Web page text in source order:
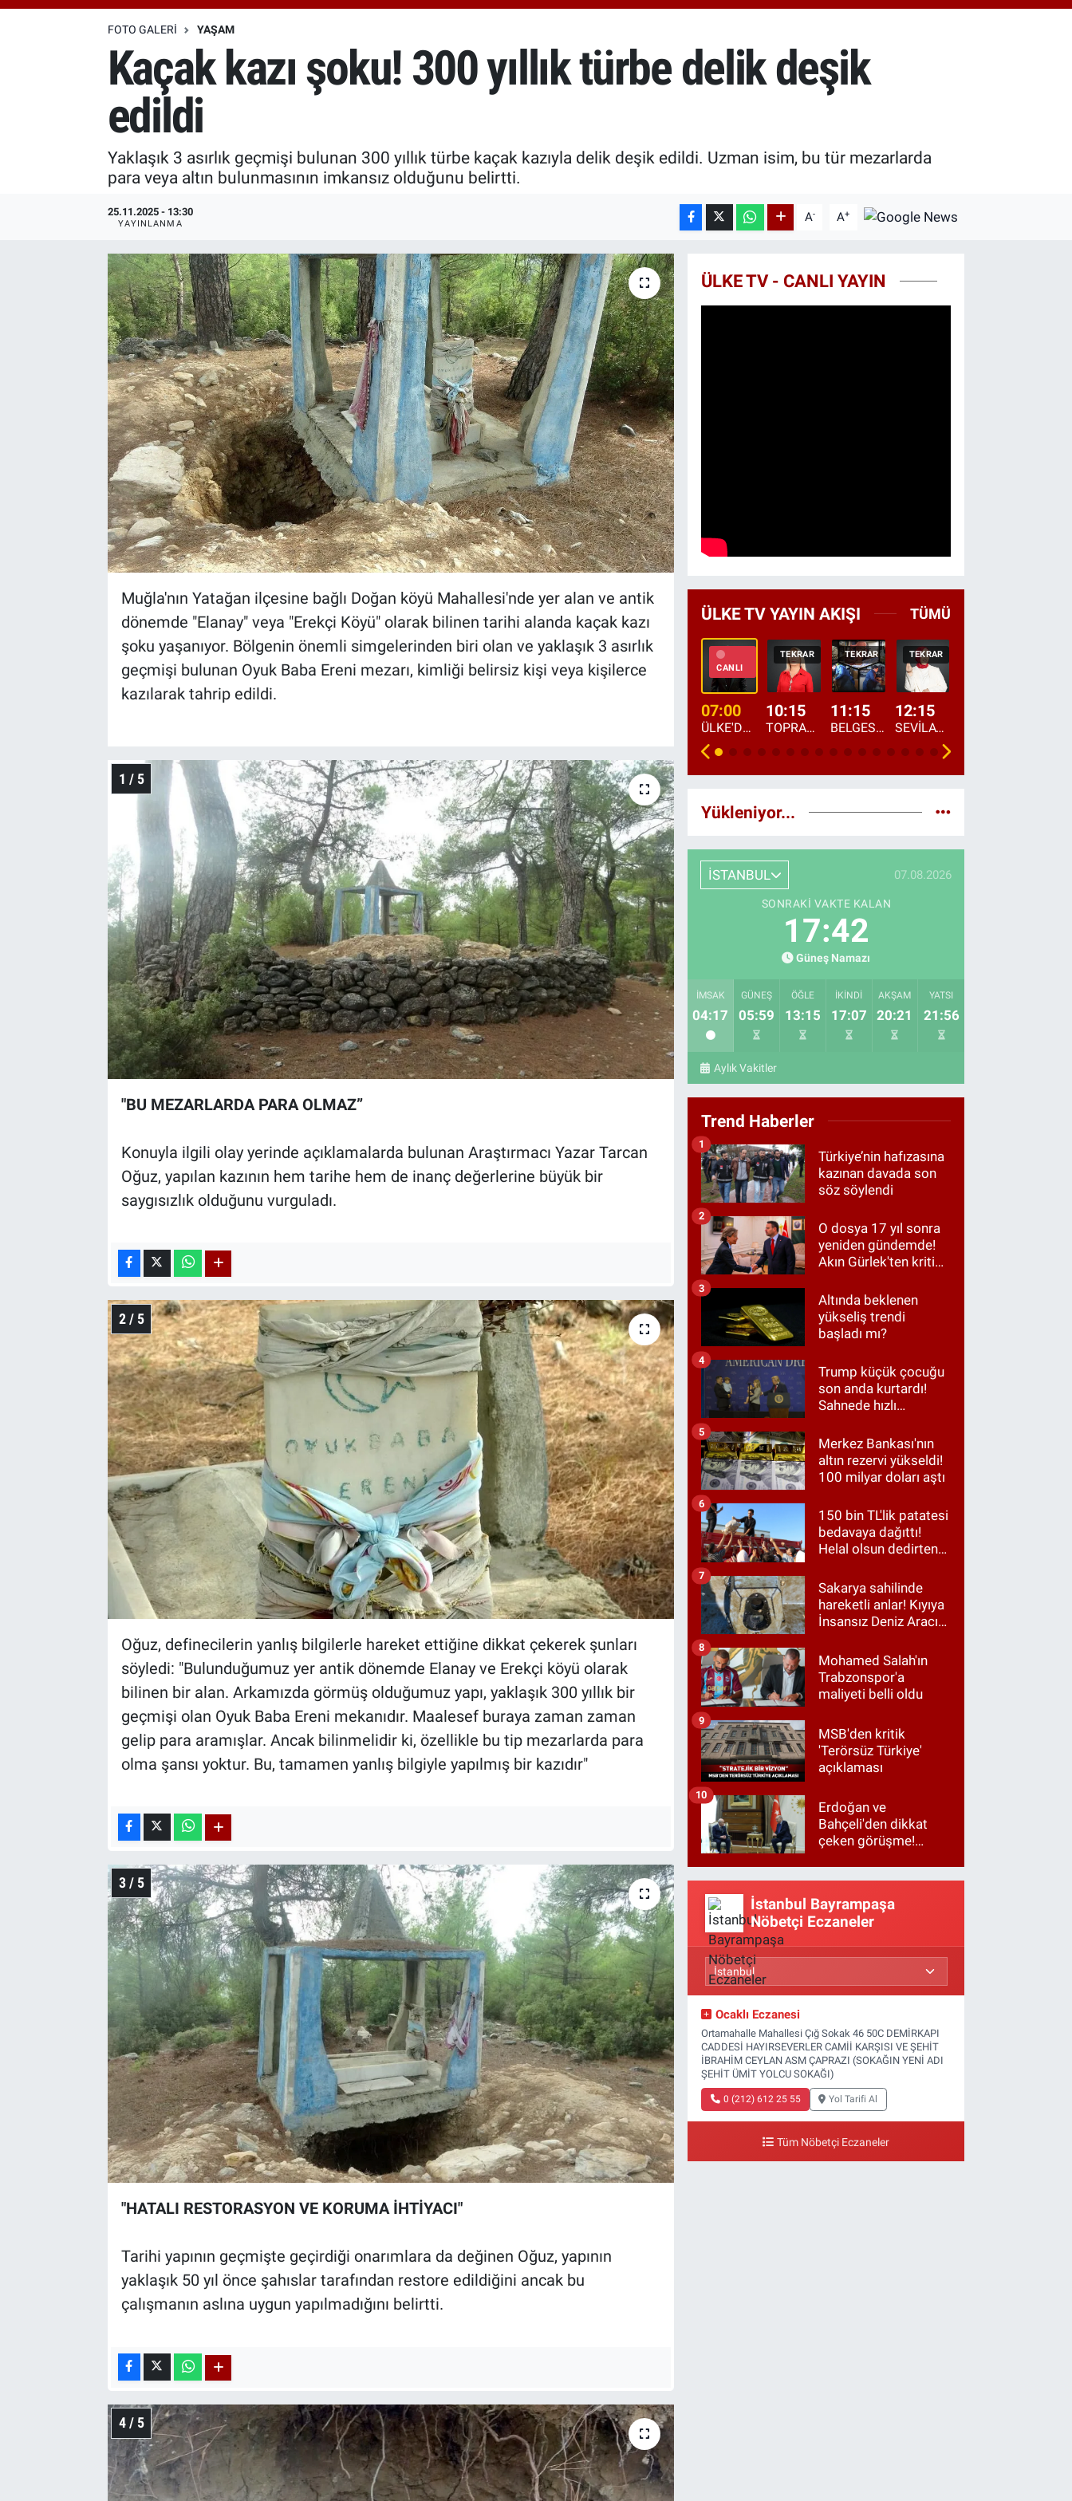
64.225,61
%-0.63
FOTO GALERI YAŞAM
Kaçak kazı şoku! 300 yıllık türbe delik deşik
edildi
Yaklaşık 3 asırlık geçmişi bulunan 300 yıllık türbe kaçak kazıyla delik deşik edildi. Uzman isim, bu tür mezarlarda
para veya altın bulunmasının imkansız olduğunu belirtti.
25.11.2025 - 13:30
YAYINLANMA A- A+
Muğla'nın Yatağan ilçesine bağlı Doğan köyü Mahallesi'nde yer alan ve antik
dönemde "Elanay" veya "Erekçi Köyü" olarak bilinen tarihi alanda kaçak kazı
şoku yaşanıyor. Bölgenin önemli simgelerinden biri olan ve yaklaşık 3 asırlık
geçmişi bulunan Oyuk Baba Ereni mezarı, kimliği belirsiz kişi veya kişilerce
kazılarak tahrip edildi.
1 / 5
"BU MEZARLARDA PARA OLMAZ”
Konuyla ilgili olay yerinde açıklamalarda bulunan Araştırmacı Yazar Tarcan
Oğuz, yapılan kazının hem tarihe hem de inanç değerlerine büyük bir
saygısızlık olduğunu vurguladı.
2 / 5
Oğuz, definecilerin yanlış bilgilerle hareket ettiğine dikkat çekerek şunları
söyledi: "Bulunduğumuz yer antik dönemde Elanay ve Erekçi köyü olarak
bilinen bir alan. Arkamızda görmüş olduğumuz yapı, yaklaşık 300 yıllık bir
geçmişi olan Oyuk Baba Ereni mekanıdır. Maalesef buraya zaman zaman
gelip para aramışlar. Ancak bilinmelidir ki, özellikle bu tip mezarlarda para
olma şansı yoktur. Bu, tamamen yanlış bilgiyle yapılmış bir kazıdır"
3 / 5
"HATALI RESTORASYON VE KORUMA İHTİYACI"
Tarihi yapının geçmişte geçirdiği onarımlara da değinen Oğuz, yapının
yaklaşık 50 yıl önce şahıslar tarafından restore edildiğini ancak bu
çalışmanın aslına uygun yapılmadığını belirtti.
4 / 5
ÜLKE TV - CANLI YAYIN
ÜLKE TV YAYIN AKIŞI TÜMÜ
CANLI
07:00
ÜLKE'DE BU SABAH
TEKRAR
10:15
TOPRAKTAN SOFRAYA
TEKRAR
11:15
BELGESEL: "ÜLKE'NİN ALIN TERİ"
TEKRAR
12:15
SEVİLAY SUNGUR İLE ELİMİN BEREKETİ
Yükleniyor...
İSTANBUL 07.08.2026
SONRAKI VAKTE KALAN
17:40
Güneş Namazı
İMSAK
04:17
GÜNEŞ
05:59
ÖĞLE
13:15
İKINDI
17:07
AKŞAM
20:21
YATSI
21:56
Aylık Vakitler
Trend Haberler
Türkiye’nin hafızasına
kazınan davada son
söz söylendi
1
O dosya 17 yıl sonra
yeniden gündemde!
Akın Gürlek'ten kritik
2
Altında beklenen
yükseliş trendi
başladı mı?
3
Trump küçük çocuğu
son anda kurtardı!
Sahnede hızlı
4
Merkez Bankası'nın
altın rezervi yükseldi!
100 milyar doları aştı
5
150 bin TL'lik patatesi
bedavaya dağıttı!
Helal olsun dedirten
6
Sakarya sahilinde
hareketli anlar! Kıyıya
İnsansız Deniz Aracı
7
Mohamed Salah'ın
Trabzonspor'a
maliyeti belli oldu
8
MSB'den kritik
'Terörsüz Türkiye'
açıklaması
9
Erdoğan ve
Bahçeli'den dikkat
çeken görüşme!
10
İstanbul Bayrampaşa
Nöbetçi Eczaneler
Ocaklı Eczanesi
Ortamahalle Mahallesi Çığ Sokak 46 50C DEMİRKAPI
CADDESİ HAYIRSEVERLER CAMİİ KARŞISI VE ŞEHİT
İBRAHİM CEYLAN ASM ÇAPRAZI (SOKAĞIN YENİ ADI
ŞEHİT ÜMİT YOLCU SOKAĞI)
0 (212) 612 25 55 Yol Tarifi Al
Tüm Nöbetçi Eczaneler
Özel Haberler
Özel Haberler
Erişim Bilgileri
Haber Arşivi